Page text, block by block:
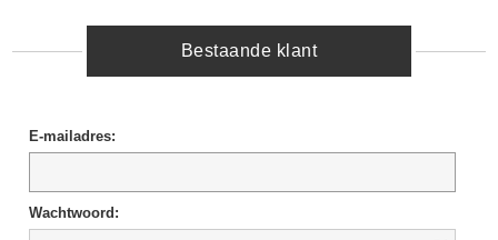
Bestaande klant
E-mailadres:
Wachtwoord: